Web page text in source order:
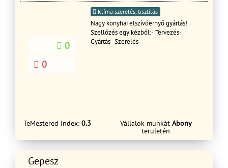
0
0
Klíma szerelés, tisztítás
Nagy konyhai elszívóernyő gyártás!
Szellőzés egy kézből:- Tervezés-
Gyártás- Szerelés
TeMestered index: 0.3 Vállalok munkát Abony
területén
Gepesz